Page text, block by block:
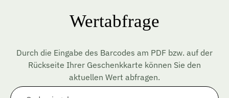
Wertabfrage
Durch die Eingabe des Barcodes am PDF bzw. auf der
Rückseite Ihrer Geschenkkarte können Sie den
aktuellen Wert abfragen.